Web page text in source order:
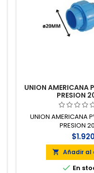
UNION AMERICANA
PRESION
UNION AMERICANA
PRESION
 Añadir al
 En